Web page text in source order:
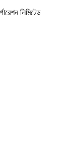
লিমিটেড